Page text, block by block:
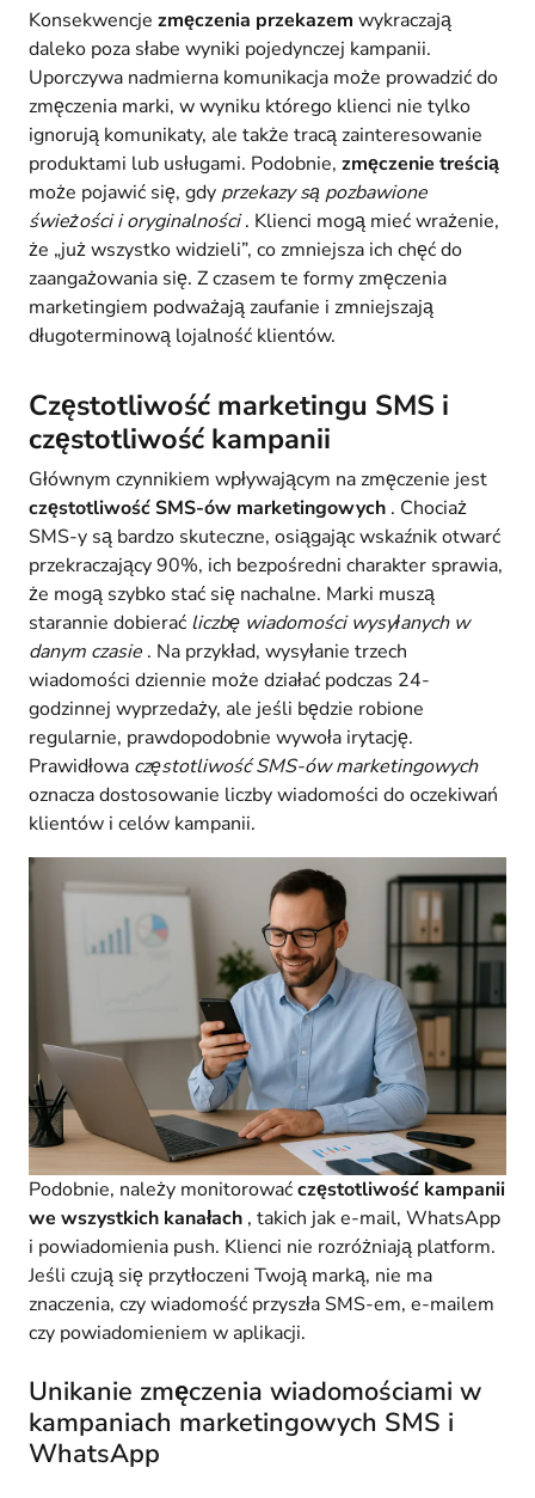
Konsekwencje zmęczenia przekazem wykraczają
daleko poza słabe wyniki pojedynczej kampanii.
Uporczywa nadmierna komunikacja może prowadzić do
zmęczenia marki, w wyniku którego klienci nie tylko
ignorują komunikaty, ale także tracą zainteresowanie
produktami lub usługami. Podobnie, zmęczenie treścią
może pojawić się, gdy przekazy są pozbawione
świeżości i oryginalności. Klienci mogą mieć wrażenie,
że „już wszystko widzieli”, co zmniejsza ich chęć do
zaangażowania się. Z czasem te formy zmęczenia
marketingiem podważają zaufanie i zmniejszają
długoterminową lojalność klientów.
Częstotliwość marketingu SMS i
częstotliwość kampanii
Głównym czynnikiem wpływającym na zmęczenie jest
częstotliwość SMS-ów marketingowych . Chociaż
SMS-y są bardzo skuteczne, osiągając wskaźnik otwarć
przekraczający 90%, ich bezpośredni charakter sprawia,
że mogą szybko stać się nachalne. Marki muszą
starannie dobierać liczbę wiadomości wysyłanych w
danym czasie . Na przykład, wysyłanie trzech
wiadomości dziennie może działać podczas 24-
godzinnej wyprzedaży, ale jeśli będzie robione
regularnie, prawdopodobnie wywoła irytację.
Prawidłowa częstotliwość SMS-ów marketingowych
oznacza dostosowanie liczby wiadomości do oczekiwań
klientów i celów kampanii.
Podobnie, należy monitorowaćczęstotliwość kampanii
we wszystkich kanałach , takich jak e-mail, WhatsApp
i powiadomienia push. Klienci nie rozróżniają platform.
Jeśli czują się przytłoczeni Twoją marką, nie ma
znaczenia, czy wiadomość przyszła SMS-em, e-mailem
czy powiadomieniem w aplikacji.
Unikanie zmęczenia wiadomościami w
kampaniach marketingowych SMS i
WhatsApp